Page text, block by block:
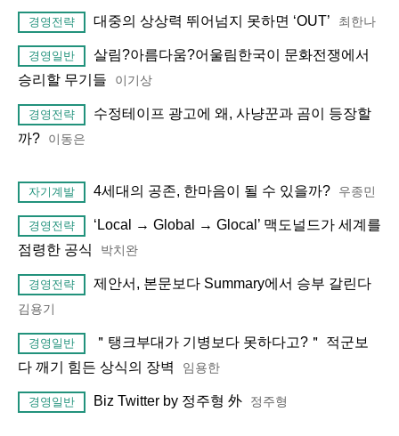
경영전략 대중의 상상력 뛰어넘지 못하면 ‘OUT’ 최한나
경영일반
살림?아름다움?어울림한국이 문화전쟁에서
승리할 무기들
이기상
경영전략
수정테이프 광고에 왜, 사냥꾼과 곰이 등장할
까?
이동은
자기계발 4세대의 공존, 한마음이 될 수 있을까? 우종민
경영전략
‘Local → Global → Glocal’ 맥도널드가 세계를
점령한 공식
박치완
경영전략 제안서, 본문보다 Summary에서 승부 갈린다
김용기
경영일반
＂탱크부대가 기병보다 못하다고?＂ 적군보
다 깨기 힘든 상식의 장벽
임용한
경영일반 Biz Twitter by 정주형 外 정주형